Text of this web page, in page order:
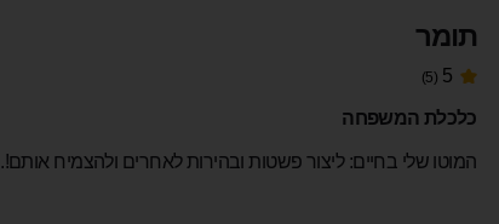
תומר
5
(5)
כלכלת המשפחה
המוטו שלי בחיים: ליצור פשטות ובהירות לאחרים ולהצמיח אותם!.